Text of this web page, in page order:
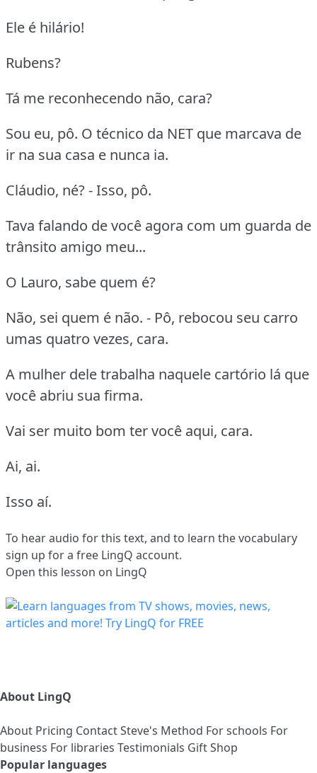
Ele é hilário!
Rubens?
Tá me reconhecendo não, cara?
Sou eu, pô. O técnico da NET que marcava de
ir na sua casa e nunca ia.
Cláudio, né? - Isso, pô.
Tava falando de você agora com um guarda de
trânsito amigo meu...
O Lauro, sabe quem é?
Não, sei quem é não. - Pô, rebocou seu carro
umas quatro vezes, cara.
A mulher dele trabalha naquele cartório lá que
você abriu sua firma.
Vai ser muito bom ter você aqui, cara.
Ai, ai.
Isso aí.
To hear audio for this text, and to learn the vocabulary
sign up for a free LingQ account.
Open this lesson on LingQ
About LingQ
About Pricing ContactSteve's Method For schools For
business For libraries Testimonials Gift Shop
Popular languages